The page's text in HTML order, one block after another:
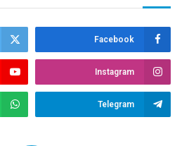
Facebook
Instagram
Telegram